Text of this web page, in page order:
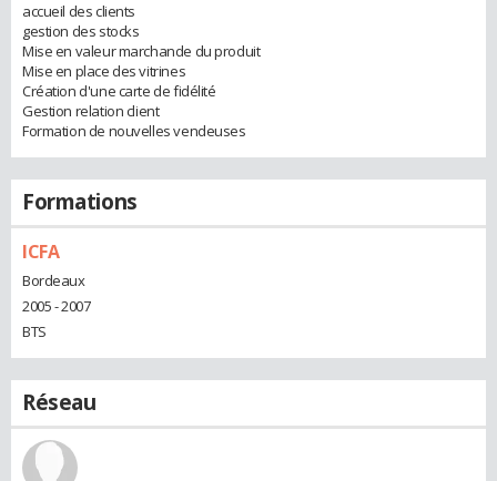
accueil des clients
gestion des stocks
Mise en valeur marchande du produit
Mise en place des vitrines
Création d'une carte de fidélité
Gestion relation client
Formation de nouvelles vendeuses
Formations
ICFA
Bordeaux
2005 - 2007
BTS
Réseau